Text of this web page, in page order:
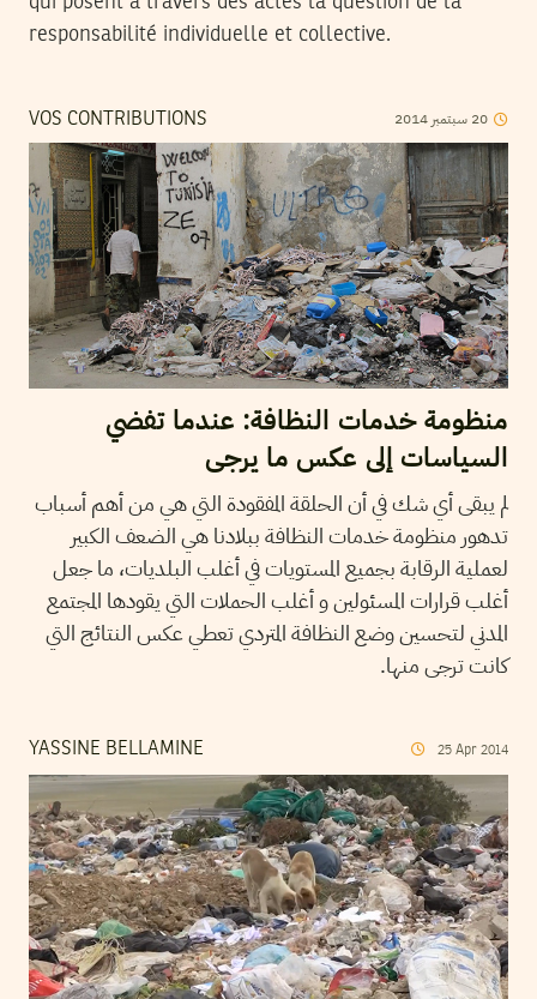
responsabilité individuelle et collective.
VOS CONTRIBUTIONS 20 سبتمبر 2014
منظومة خدمات النظافة: عندما تفضي
السياسات إلى عكس ما يرجى
لم يبقى أي شك في أن الحلقة المفقودة التي هي من أهم أسباب
تدهور منظومة خدمات النظافة ببلادنا هي الضعف الكبير
لعملية الرقابة بجميع المستويات في أغلب البلديات، ما جعل
أغلب قرارات المسئولين و أغلب الحملات التي يقودها المجتمع
المدني لتحسين وضع النظافة المتردي تعطي عكس النتائج التي
كانت ترجى منها.
YASSINE BELLAMINE 25 Apr 2014